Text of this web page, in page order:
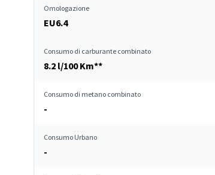
Omologazione
EU6.4
Consumo di carburante combinato
8.2 l/100 Km**
Consumo di metano combinato
-
Consumo Urbano
-